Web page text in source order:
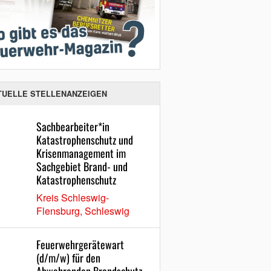
STELLENANZEIGEN
Sachbearbeiter*in
Katastrophenschutz und
Krisenmanagement im
Sachgebiet Brand- und
Katastrophenschutz
Kreis Schleswig-
Flensburg, Schleswig
Feuerwehrgerätewart
(d/m/w) für den